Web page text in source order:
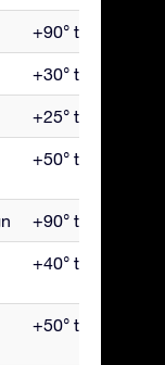
+90° til -35°
+30° til -90°
+25° til -90°
+50° til -90°
+90° til -65°
+40° til -90°
+50° til -90°